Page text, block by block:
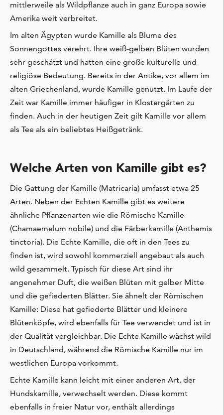
mittlerweile als Wildpflanze auch in ganz Europa sowie
Amerika weit verbreitet.
Im alten Ägypten wurde Kamille als Blume des
Sonnengottes verehrt. Ihre weiß-gelben Blüten wurden
sehr geschätzt und hatten eine große kulturelle und
religiöse Bedeutung. Bereits in der Antike, vor allem im
alten Griechenland, wurde Kamille genutzt. Im Laufe der
Zeit war Kamille immer häufiger in Klostergärten zu
finden. Auch in der heutigen Zeit gilt Kamille vor allem
als Tee als ein beliebtes Heißgetränk.
Welche Arten von Kamille gibt es?
Die Gattung der Kamille (Matricaria) umfasst etwa 25
Arten. Neben der Echten Kamille gibt es weitere
ähnliche Pflanzenarten wie die Römische Kamille
(Chamaemelum nobile) und die Färberkamille (Anthemis
tinctoria). Die Echte Kamille, die oft in den Tees zu
finden ist, wird sowohl kommerziell angebaut als auch
wild gesammelt. Typisch für diese Art sind ihr
angenehmer Duft, die weißen Blüten mit gelber Mitte
und die gefiederten Blätter. Sie ähnelt der Römischen
Kamille: Diese hat gefiederte Blätter und kleinere
Blütenköpfe, wird ebenfalls für Tee verwendet und ist in
der Qualität vergleichbar. Die Echte Kamille wächst wild
in Deutschland, während die Römische Kamille nur im
westlichen Europa vorkommt.
Echte Kamille kann leicht mit einer anderen Art, der
Hundskamille, verwechselt werden. Diese kommt
ebenfalls in freier Natur vor, enthält allerdings